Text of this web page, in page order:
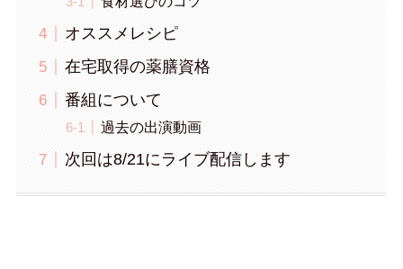
オススメレシピ
在宅取得の薬膳資格
番組について
過去の出演動画
次回は8/21にライブ配信します